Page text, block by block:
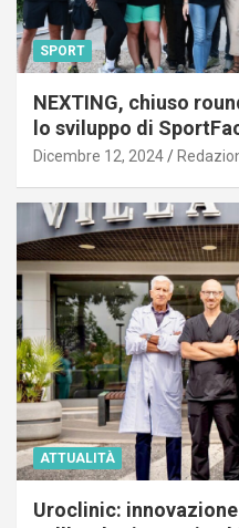
SPORT
NEXTING, chiuso
lo sviluppo di
Dicembre 12, 2024
ATTUALITÀ
Uroclinic: